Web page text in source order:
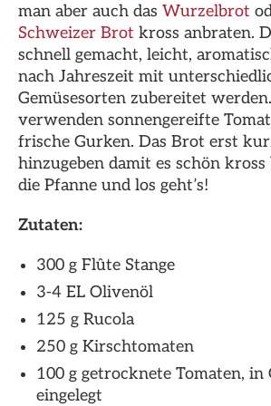
man aber auch das Wurzelbrot
Schweizer Brot kross anbraten.
schnell gemacht, leicht,
nach Jahreszeit mit
Gemüsesorten zubereitet
verwenden sonnengereifte
frische Gurken. Das Brot erst
hinzugeben damit es schön kross
die Pfanne und los geht’s!
Zutaten:
300 g Flûte Stange
3-4 EL Olivenöl
125 g Rucola
250 g Kirschtomaten
100 g getrocknete Tomaten,
eingelegt